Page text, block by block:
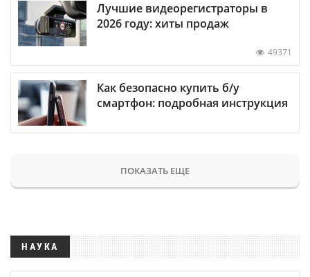
Лучшие видеорегистраторы в
2026 году: хиты продаж
49371
Как безопасно купить б/у
смартфон: подробная инструкция
ПОКАЗАТЬ ЕЩЕ
НАУКА